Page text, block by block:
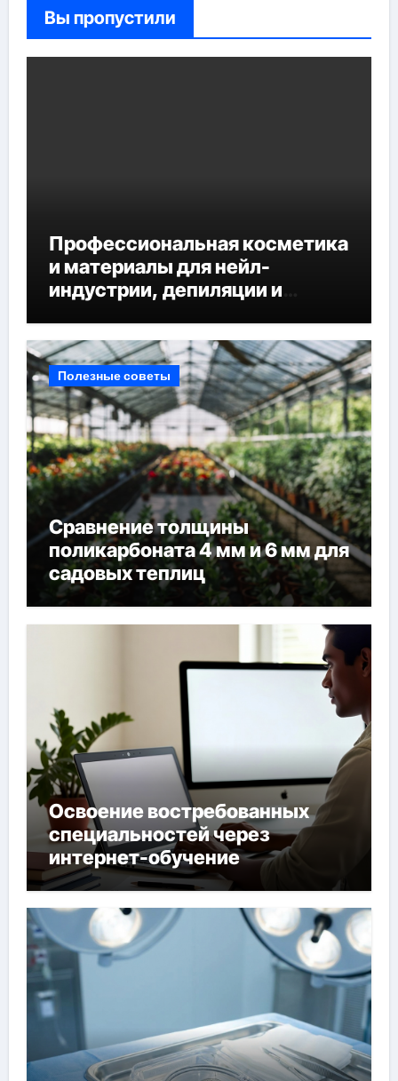
Вы пропустили
Профессиональная косметика
и материалы для нейл-
индустрии, депиляции и
Полезные советы
Сравнение толщины
поликарбоната 4 мм и 6 мм для
садовых теплиц
Освоение востребованных
специальностей через
интернет-обучение